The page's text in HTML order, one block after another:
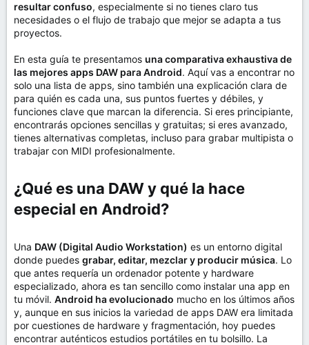
resultar confuso, especialmente si no tienes claro tus
necesidades o el flujo de trabajo que mejor se adapta a tus
proyectos.
En esta guía te presentamos una comparativa exhaustiva de
las mejores apps DAW para Android. Aquí vas a encontrar no
solo una lista de apps, sino también una explicación clara de
para quién es cada una, sus puntos fuertes y débiles, y
funciones clave que marcan la diferencia. Si eres principiante,
encontrarás opciones sencillas y gratuitas; si eres avanzado,
tienes alternativas completas, incluso para grabar multipista o
trabajar con MIDI profesionalmente.
¿Qué es una DAW y qué la hace
especial en Android?​
Una DAW (Digital Audio Workstation) es un entorno digital
donde puedes grabar, editar, mezclar y producir música. Lo
que antes requería un ordenador potente y hardware
especializado, ahora es tan sencillo como instalar una app en
tu móvil. Android ha evolucionado mucho en los últimos años
y, aunque en sus inicios la variedad de apps DAW era limitada
por cuestiones de hardware y fragmentación, hoy puedes
encontrar auténticos estudios portátiles en tu bolsillo. La